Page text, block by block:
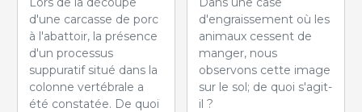
d'une carcasse de porc
à l'abattoir, la présence
d'un processus
suppuratif situé dans la
colonne vertébrale a
été constatée. De quoi
d'engraissement où les
animaux cessent de
manger, nous
observons cette image
sur le sol; de quoi s'agit-
il ?